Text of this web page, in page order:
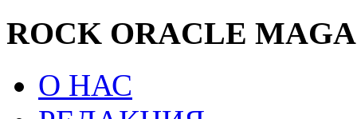
ROCK ORACLE
О НАС